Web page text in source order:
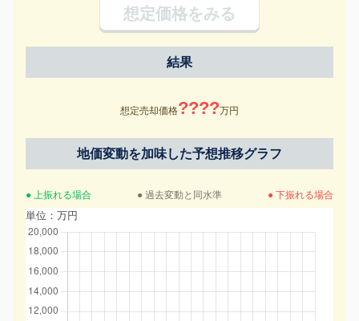
想定価格をみる
結果
想定売却価格????万円
地価変動を加味した予想推移グラフ
● 上振れる場合 ● 過去変動と同水準 ● 下振れる場合
単位：万円